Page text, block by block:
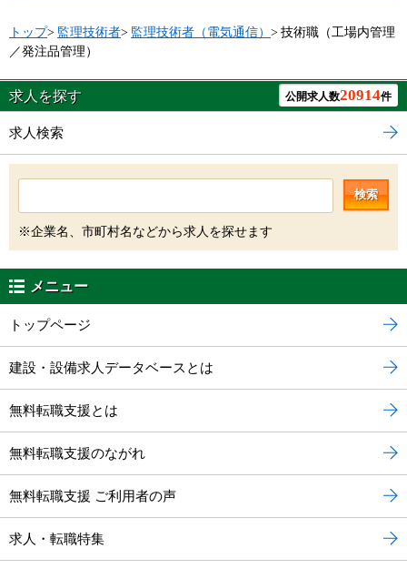
トップ> 監理技術者> 監理技術者（電気通信） > 技術職（工場内管理
／発注品管理）
求人を探す 公開求人数20914件
求人検索
検索
※企業名、市町村名などから求人を探せます
メニュー
トップページ
建設・設備求人データベースとは
無料転職支援とは
無料転職支援のながれ
無料転職支援 ご利用者の声
求人・転職特集